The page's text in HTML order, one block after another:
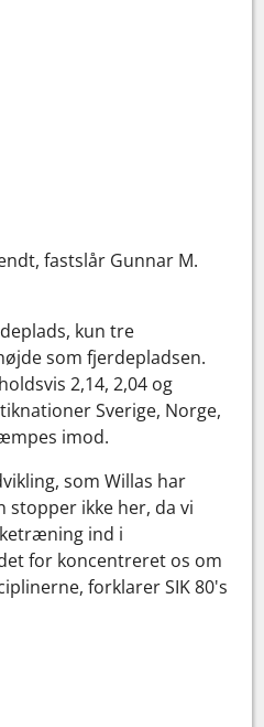
fastslår Gunnar M.
kun tre
som fjerdepladsen.
2,14, 2,04 og
Sverige, Norge,
imod.
som Willas har
stopper ikke her, da vi
ind i
for koncentreret os om
forklarer SIK 80's